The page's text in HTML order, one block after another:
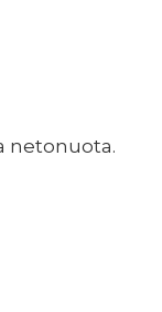
netonuota.